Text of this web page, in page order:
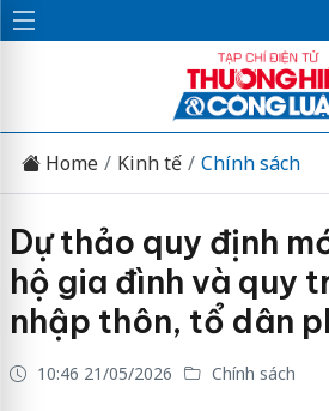
Home Kinh tế Chính sách
Dự thảo quy định
hộ gia đình và quy
nhập thôn, tổ dân
10:46 21/05/2026 Chính sách